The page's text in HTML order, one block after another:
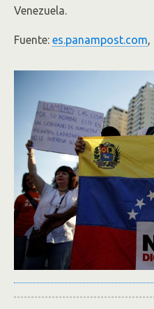
Venezuela.
Fuente: es.panampost.com,